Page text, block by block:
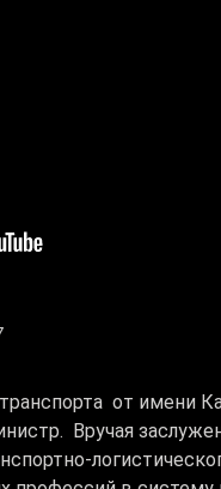
от имени
Вручая